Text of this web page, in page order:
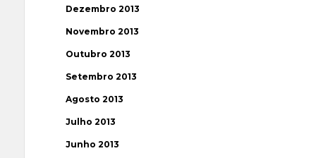
Dezembro 2013
Novembro 2013
Outubro 2013
Setembro 2013
Agosto 2013
Julho 2013
Junho 2013